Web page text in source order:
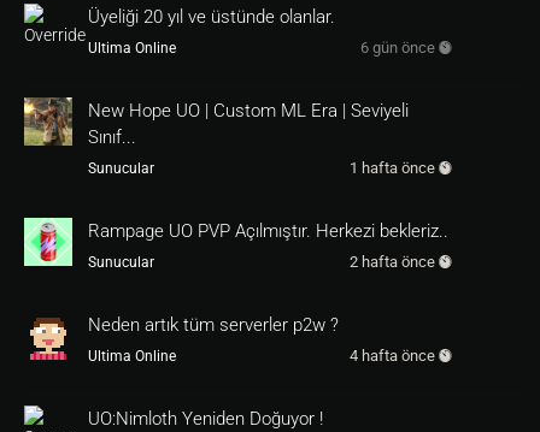
Üyeliği 20 yıl ve üstünde olanlar.
Ultima Online 6 gün önce
New Hope UO | Custom ML Era | Seviyeli
Sınıf...
Sunucular 1 hafta önce
Rampage UO PVP Açılmıştır. Herkezi bekleriz..
Sunucular 2 hafta önce
Neden artık tüm serverler p2w ?
Ultima Online 4 hafta önce
UO:Nimloth Yeniden Doğuyor !